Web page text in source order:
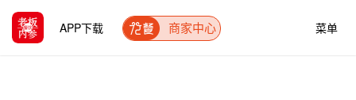
菜单
APP下载 商家中心